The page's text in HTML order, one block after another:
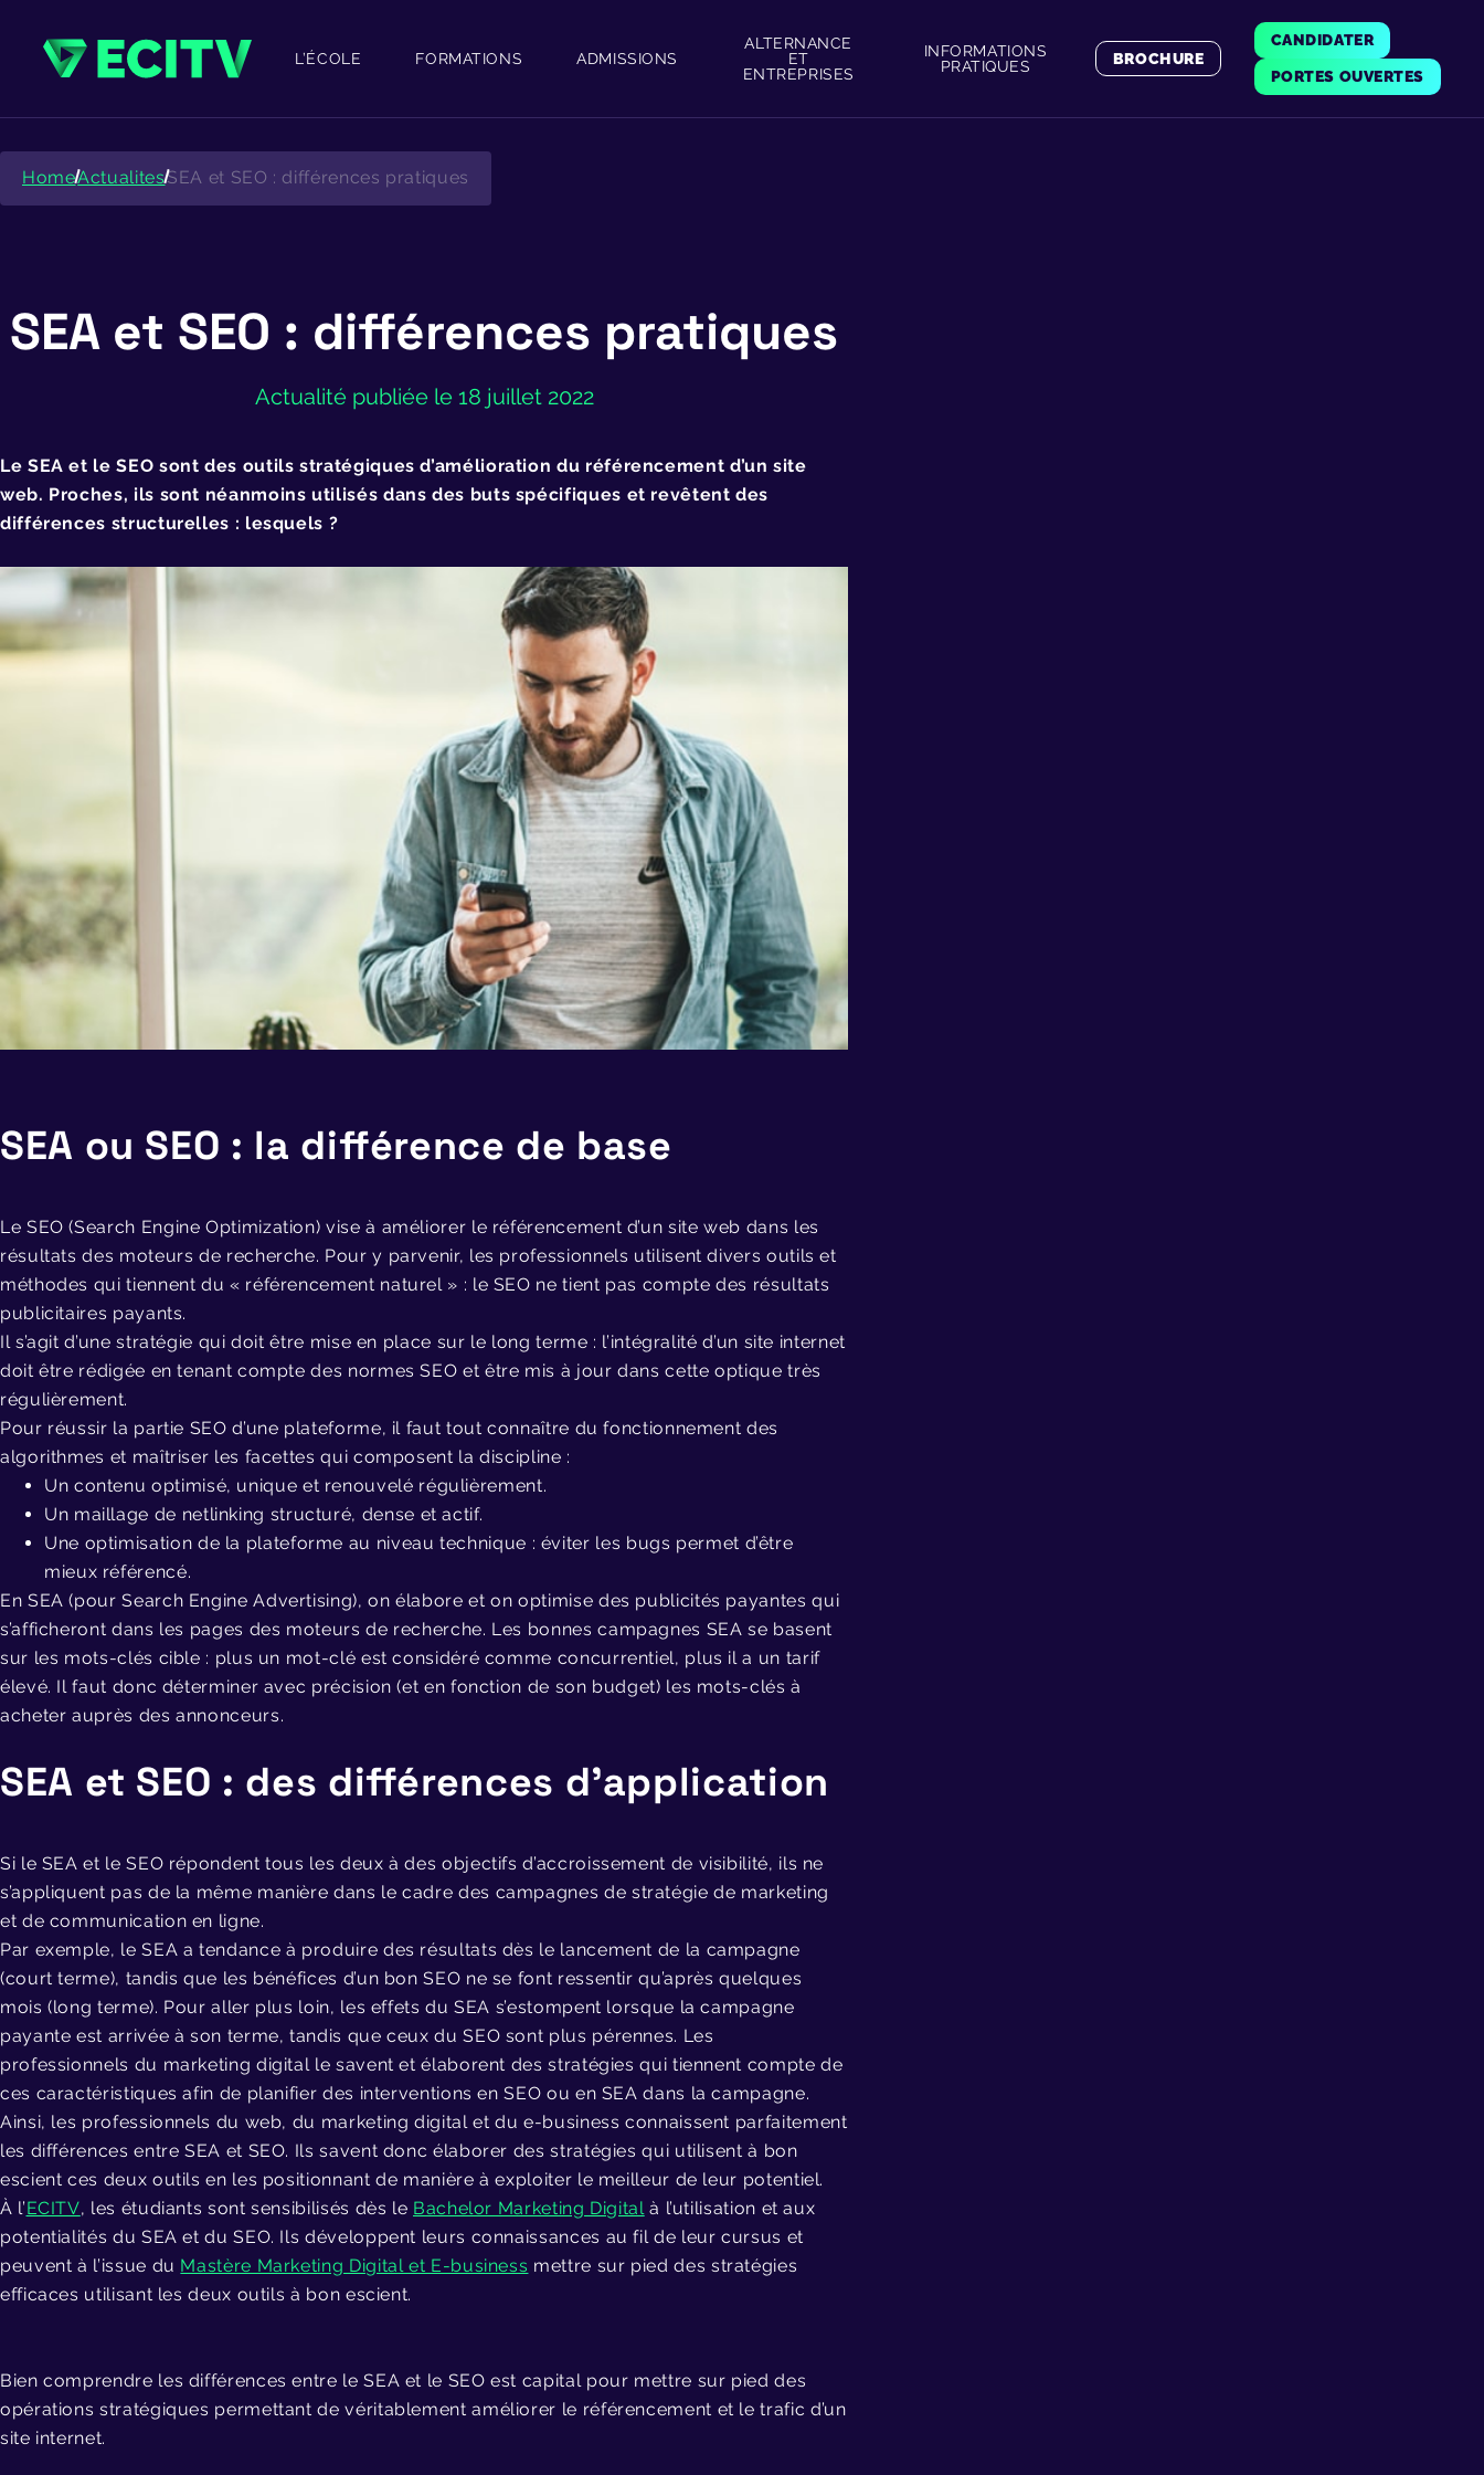
content
L’ÉCOLE FORMATIONS ADMISSIONS
ALTERNANCE
ET
ENTREPRISES
INFORMATIONS
PRATIQUES
BROCHURE
CANDIDATER
PORTES OUVERTES
HomeActualitesSEA et SEO : différences pratiques
SEA et SEO : différences pratiques
Actualité publiée le 18 juillet 2022
Le SEA et le SEO sont des outils stratégiques d’amélioration du référencement d’un site
web. Proches, ils sont néanmoins utilisés dans des buts spécifiques et revêtent des
différences structurelles : lesquels ?
SEA ou SEO : la différence de base
Le SEO (Search Engine Optimization) vise à améliorer le référencement d’un site web dans les
résultats des moteurs de recherche. Pour y parvenir, les professionnels utilisent divers outils et
méthodes qui tiennent du « référencement naturel » : le SEO ne tient pas compte des résultats
publicitaires payants.
Il s’agit d’une stratégie qui doit être mise en place sur le long terme : l’intégralité d’un site internet
doit être rédigée en tenant compte des normes SEO et être mis à jour dans cette optique très
régulièrement.
Pour réussir la partie SEO d’une plateforme, il faut tout connaître du fonctionnement des
algorithmes et maîtriser les facettes qui composent la discipline :
Un contenu optimisé, unique et renouvelé régulièrement.
Un maillage de netlinking structuré, dense et actif.
Une optimisation de la plateforme au niveau technique : éviter les bugs permet d’être
mieux référencé.
En SEA (pour Search Engine Advertising), on élabore et on optimise des publicités payantes qui
s’afficheront dans les pages des moteurs de recherche. Les bonnes campagnes SEA se basent
sur les mots-clés cible : plus un mot-clé est considéré comme concurrentiel, plus il a un tarif
élevé. Il faut donc déterminer avec précision (et en fonction de son budget) les mots-clés à
acheter auprès des annonceurs.
SEA et SEO : des différences d’application
Si le SEA et le SEO répondent tous les deux à des objectifs d’accroissement de visibilité, ils ne
s’appliquent pas de la même manière dans le cadre des campagnes de stratégie de marketing
et de communication en ligne.
Par exemple, le SEA a tendance à produire des résultats dès le lancement de la campagne
(court terme), tandis que les bénéfices d’un bon SEO ne se font ressentir qu’après quelques
mois (long terme). Pour aller plus loin, les effets du SEA s’estompent lorsque la campagne
payante est arrivée à son terme, tandis que ceux du SEO sont plus pérennes. Les
professionnels du marketing digital le savent et élaborent des stratégies qui tiennent compte de
ces caractéristiques afin de planifier des interventions en SEO ou en SEA dans la campagne.
Ainsi, les professionnels du web, du marketing digital et du e-business connaissent parfaitement
les différences entre SEA et SEO. Ils savent donc élaborer des stratégies qui utilisent à bon
escient ces deux outils en les positionnant de manière à exploiter le meilleur de leur potentiel.
À l’ECITV, les étudiants sont sensibilisés dès le Bachelor Marketing Digitalà l’utilisation et aux
potentialités du SEA et du SEO. Ils développent leurs connaissances au fil de leur cursus et
peuvent à l’issue du Mastère Marketing Digital et E-business mettre sur pied des stratégies
efficaces utilisant les deux outils à bon escient.
Bien comprendre les différences entre le SEA et le SEO est capital pour mettre sur pied des
opérations stratégiques permettant de véritablement améliorer le référencement et le trafic d’un
site internet.